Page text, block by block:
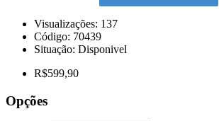
Visualizações: 137
Código: 70439
Situação: Disponivel
R$599,90
Opções